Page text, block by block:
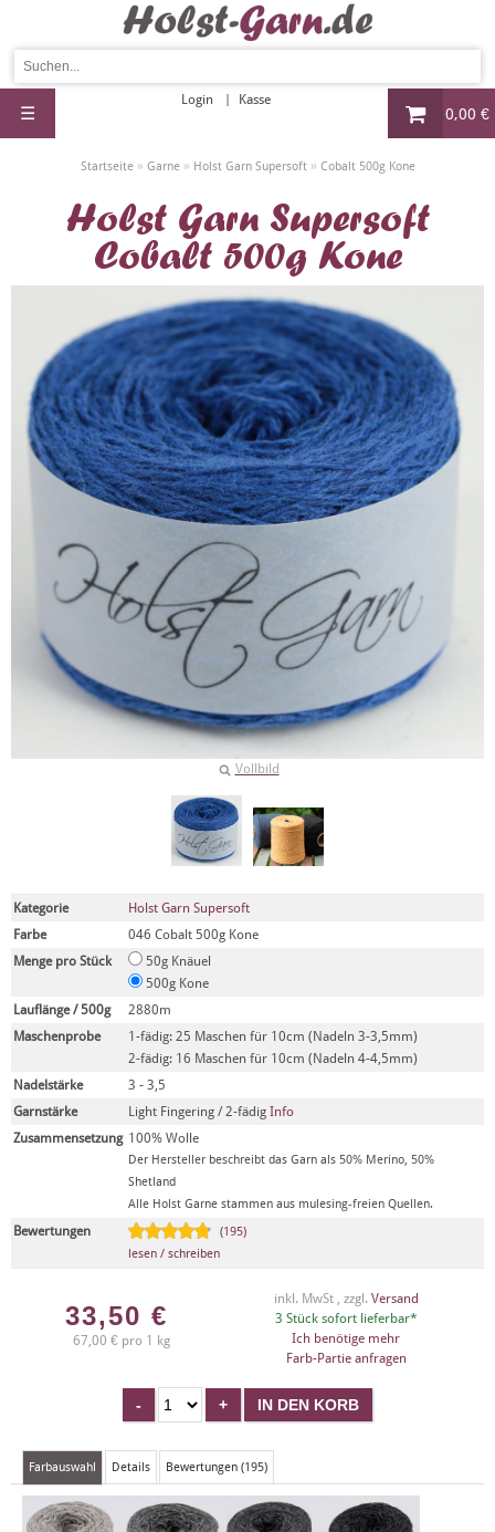
0,00 €
Login Kasse
☰
Startseite» Garne» Holst Garn Supersoft» Cobalt 500g Kone
Holst Garn Supersoft
Cobalt 500g Kone
Vollbild
Kategorie
Holst Garn Supersoft
Farbe
046 Cobalt 500g Kone
Menge pro Stück
50g Knäuel
500g Kone
Lauflänge / 500g
2880m
Maschenprobe
1-fädig: 25 Maschen für 10cm (Nadeln 3-3,5mm)
2-fädig: 16 Maschen für 10cm (Nadeln 4-4,5mm)
Nadelstärke
3 - 3,5
Garnstärke
Light Fingering / 2-fädig Info
Zusammensetzung 100% Wolle
Der Hersteller beschreibt das Garn als 50% Merino, 50%
Shetland
Alle Holst Garne stammen aus mulesing-freien Quellen.
Bewertungen
(195)
lesen / schreiben
33,50 €
67,00 € pro 1 kg
inkl. MwSt , zzgl. Versand
3 Stück sofort lieferbar*
Ich benötige mehr
Farb-Partie anfragen
Farbauswahl Details Bewertungen (195)